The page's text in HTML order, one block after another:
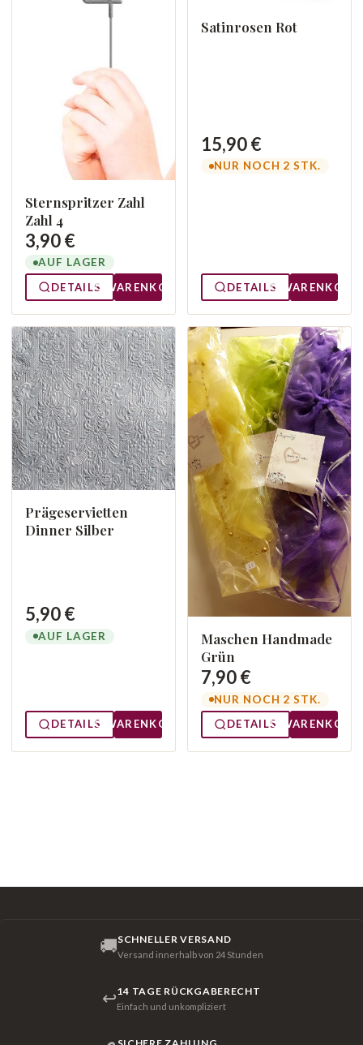
Sternspritzer Zahl
Zahl 4
3,90 €
AUF LAGER
DETAILS
WARENKORB
Satinrosen Rot
15,90 €
NUR NOCH 2 STK.
DETAILS WARENKORB
Prägeservietten
Dinner Silber
5,90 €
AUF LAGER
DETAILS WARENKORB
Maschen Handmade
Grün
7,90 €
NUR NOCH 2 STK.
DETAILS
WARENKORB
🚚SCHNELLER VERSAND
Versand innerhalb von 24 Stunden
↩14 TAGE RÜCKGABERECHT
Einfach und unkompliziert